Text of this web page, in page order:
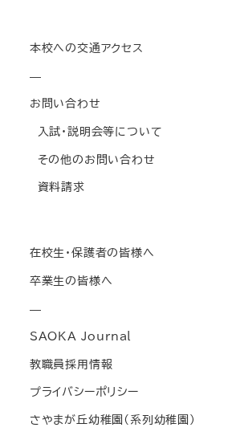
本校への交通アクセス
—
お問い合わせ
入試・説明会等について
その他のお問い合わせ
資料請求
在校生・保護者の皆様へ
卒業生の皆様へ
—
SAOKA Journal
教職員採用情報
プライバシーポリシー
さやまが丘幼稚園(系列幼稚園)